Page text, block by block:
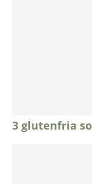
3 glutenfria